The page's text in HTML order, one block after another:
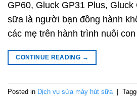
GP60, Gluck GP31 Plus,
sữa là người bạn đồng hành
các mẹ trên hành trình nuôi
CONTINUE READING →
Posted in Dịch vụ sửa máy hút sữa